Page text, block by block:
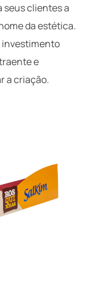
seus clientes a
da estética.
investimento
e
a criação.